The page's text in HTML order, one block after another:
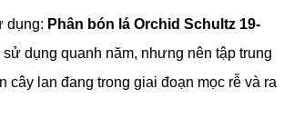
dụng: Phân bón lá Orchid Schultz 19-
sử dụng quanh năm, nhưng nên tập trung
cây lan đang trong giai đoạn mọc rễ và ra